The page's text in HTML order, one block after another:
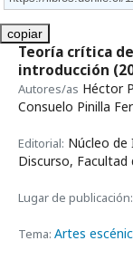
copiar
Teoría crítica
introducción
Autores/as Héctor
Consuelo Pinilla
Editorial: Núcleo de
Discurso, Facultad
Lugar de publicación:
Tema: Artes